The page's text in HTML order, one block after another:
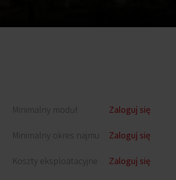
Minimalny moduł Zaloguj się
Minimalny okres najmu Zaloguj się
Koszty eksploatacyjne Zaloguj się